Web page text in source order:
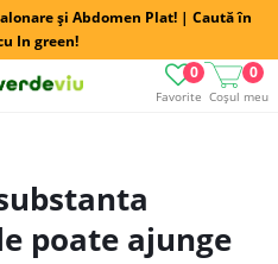
și Abdomen Plat! | Caută în
In green!
Favorite
0
Coșul meu
0
poate ajunge